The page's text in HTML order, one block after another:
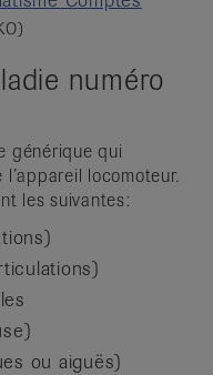
numéro
générique qui
locomoteur.
les suivantes:
ou aiguës)